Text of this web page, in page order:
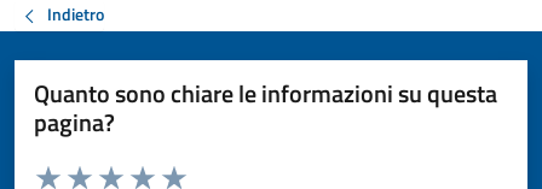
Indietro
Quanto sono chiare le informazioni su questa
pagina?
Valuta da 1 a 5 stelle la pagina